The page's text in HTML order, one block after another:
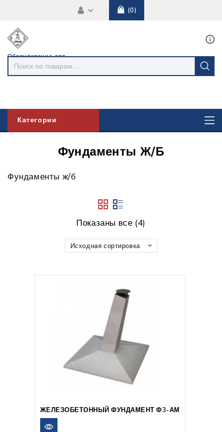
0
Оборудование для
линий
электропередач
Категории
Фундаменты Ж/б
Фундаменты ж/б
Показаны все (4)
Исходная сортировка
ЖЕЛЕЗОБЕТОННЫЙ ФУНДАМЕНТ Ф3-АМ